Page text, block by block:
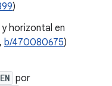
)
horizontal en
, b/470080675)
por